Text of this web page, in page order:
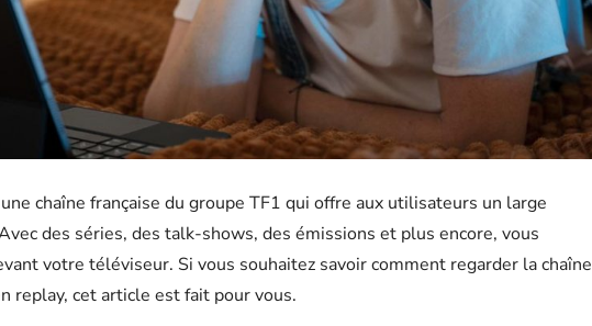
chaîne française du groupe TF1 qui offre aux utilisateurs un large
des séries, des talk-shows, des émissions et plus encore, vous
votre téléviseur. Si vous souhaitez savoir comment regarder la chaîne
replay, cet article est fait pour vous.